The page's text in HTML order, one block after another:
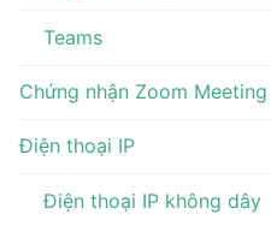
Teams
Chứng nhận Zoom Meeting
Điện thoại IP
Điện thoại IP không dây